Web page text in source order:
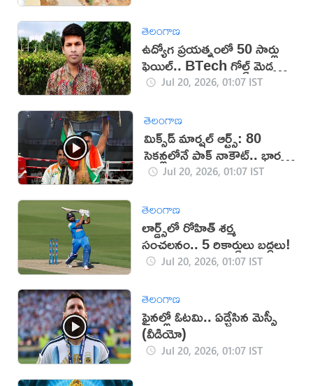
తెలంగాణ
ఉద్యోగ ప్రయత్నంలో 50 సార్లు
ఫెయిల్‌.. BTech గోల్డ్ మెడలిస్ట్
సూసైడ్Jul 20, 2026, 01:07 IST
తెలంగాణ
మిక్స్‌డ్ మార్షల్ ఆర్ట్స్: 80
సెకన్లలోనే పాక్ నాకౌట్.. భారత్‌
ఘన విజయం (వీడియో)
Jul 20, 2026, 01:07 IST
తెలంగాణ
లార్డ్స్‌లో రోహిత్ శర్మ
సంచలనం.. 5 రికార్డులు బద్దలు!
Jul 20, 2026, 01:07 IST
తెలంగాణ
ఫైనల్లో ఓటమి.. ఏడ్చేసిన మెస్సీ
(వీడియో)
Jul 20, 2026, 01:07 IST